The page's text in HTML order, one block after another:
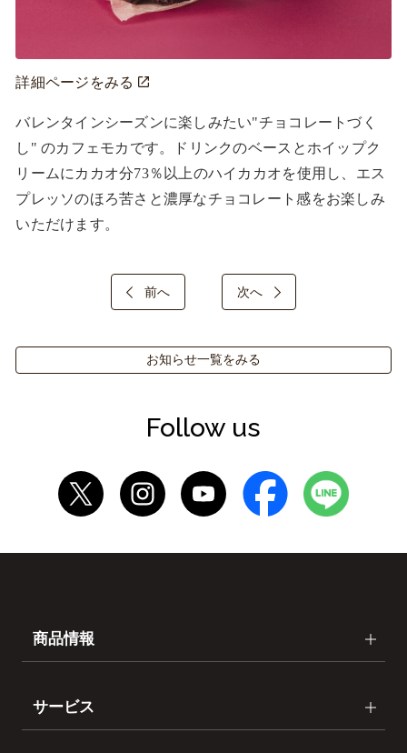
詳細ページをみる
バレンタインシーズンに楽しみたい"チョコレートづく
し" のカフェモカです。ドリンクのベースとホイップク
リームにカカオ分73％以上のハイカカオを使用し、エス
プレッソのほろ苦さと濃厚なチョコレート感をお楽しみ
いただけます。
前へ 次へ
お知らせ一覧をみる
Follow us
商品情報
サービス